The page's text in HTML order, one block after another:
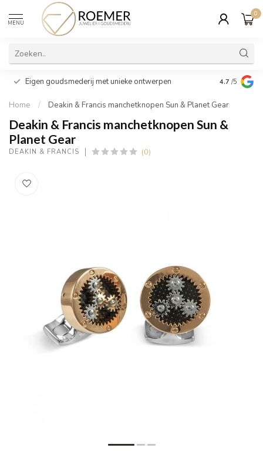
MENU
0
Eigen goudsmederij met unieke ontwerpen Wij
cadeau
4.7 /5
Home / Deakin & Francis manchetknopen Sun & Planet Gear
Deakin & Francis manchetknopen Sun &
Planet Gear
DEAKIN & FRANCIS (0)